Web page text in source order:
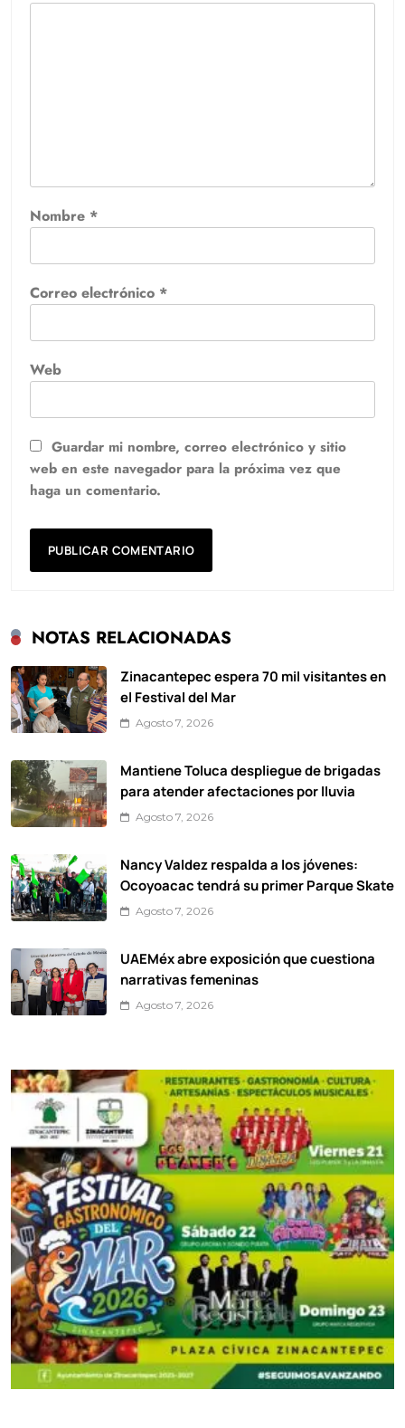
Nombre *
Correo electrónico *
Web
Guardar mi nombre, correo electrónico y sitio
web en este navegador para la próxima vez que
haga un comentario.
NOTAS RELACIONADAS
Zinacantepec espera 70 mil visitantes en
el Festival del Mar
Agosto 7, 2026
Mantiene Toluca despliegue de brigadas
para atender afectaciones por lluvia
Agosto 7, 2026
Nancy Valdez respalda a los jóvenes:
Ocoyoacac tendrá su primer Parque Skate
Agosto 7, 2026
UAEMéx abre exposición que cuestiona
narrativas femeninas
Agosto 7, 2026